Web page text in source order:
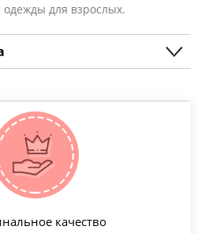
одежды для взрослых.
качество